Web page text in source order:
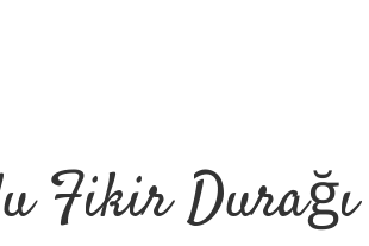
Fikir Durağı